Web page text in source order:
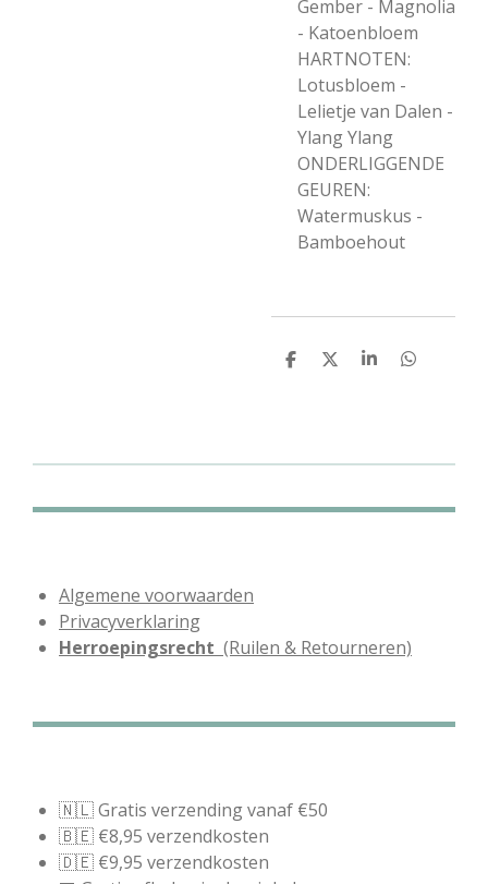
Gember - Magnolia
- Katoenbloem
HARTNOTEN:
Lotusbloem -
Lelietje van Dalen -
Ylang Ylang
ONDERLIGGENDE
GEUREN:
Watermuskus -
Bamboehout
D
D
S
D
Algemene voorwaarden
Privacyverklaring
Herroepingsrecht (Ruilen & Retourneren)
🇳🇱 Gratis verzending vanaf €50
🇧🇪 €8,95 verzendkosten
🇩🇪 €9,95 verzendkosten